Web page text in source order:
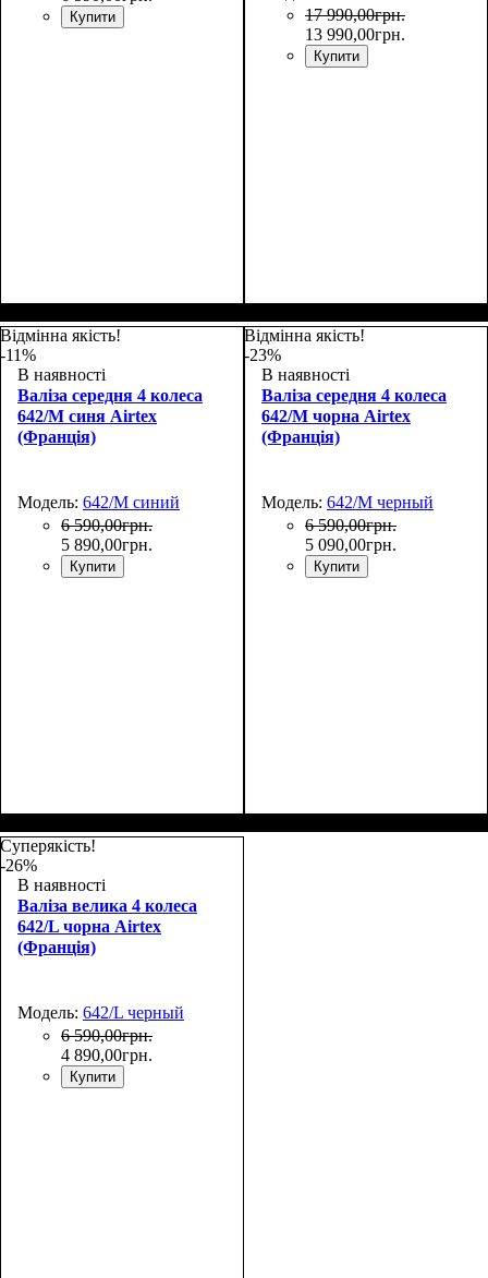
Купити
75x52x30+5
17 990,00грн.
13 990,00грн.
Купити
Відмінна якість!
-11%
В наявності
Валіза середня 4 колеса
642/M синя Airtex
(Франція)
Модель: 642/M синий
6 590,00грн.
5 890,00грн.
Купити
65x44x27+5
Відмінна якість!
-23%
В наявності
Валіза середня 4 колеса
642/M чорна Airtex
(Франція)
Модель: 642/M черный
6 590,00грн.
5 090,00грн.
Купити
Суперякість!
-26%
В наявності
Валіза велика 4 колеса
642/L чорна Airtex
(Франція)
Модель: 642/L черный
6 590,00грн.
4 890,00грн.
Купити